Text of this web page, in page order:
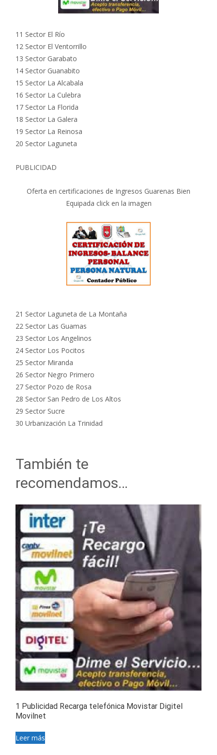
11 Sector El Río
12 Sector El Ventorrillo
13 Sector Garabato
14 Sector Guanabito
15 Sector La Alcabala
16 Sector La Culebra
17 Sector La Florida
18 Sector La Galera
19 Sector La Reinosa
20 Sector Laguneta
PUBLICIDAD
Oferta en certificaciones de Ingresos Guarenas Bien
Equipada click en la imagen
21 Sector Laguneta de La Montaña
22 Sector Las Guamas
23 Sector Los Angelinos
24 Sector Los Pocitos
25 Sector Miranda
26 Sector Negro Primero
27 Sector Pozo de Rosa
28 Sector San Pedro de Los Altos
29 Sector Sucre
30 Urbanización La Trinidad
También te
recomendamos…
1 Publicidad Recarga telefónica Movistar Digitel
Movilnet
Leer más